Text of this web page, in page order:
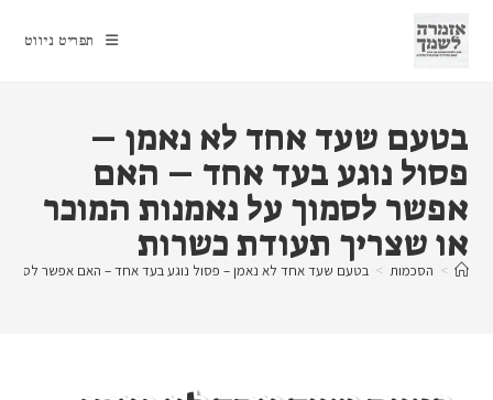
content
תפריט ניווט
בטעם שעד אחד לא נאמן –
פסול נוגע בעד אחד – האם
אפשר לסמוך על נאמנות המוכר
או שצריך תעודת כשרות
> הסכמות > בטעם שעד אחד לא נאמן – פסול נוגע בעד אחד – האם אפשר לסמוך